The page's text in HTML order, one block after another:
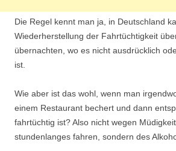
Die Regel kennt man ja, in Deutschland
Wiederherstellung der Fahrtüchtigkeit
übernachten, wo es nicht ausdrücklich
ist.
Wie aber ist das wohl, wenn man
einem Restaurant bechert und dann
fahrtüchtig ist? Also nicht wegen
stundenlanges fahren, sondern des